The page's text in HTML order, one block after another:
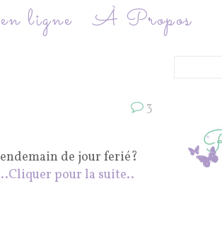
ligne
À Propos
3
de jour ferié?
..Cliquer pour la suite..